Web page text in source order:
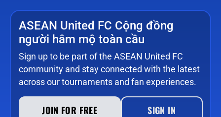
ASEAN United FC Cộng đồng
người hâm mộ toàn cầu
Sign up to be part of the ASEAN United FC
community and stay connected with the latest
across our tournaments and fan experiences.
JOIN FOR FREE SIGN IN